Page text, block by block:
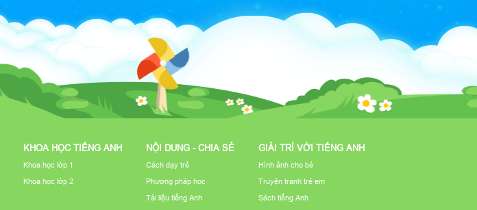
KHOA HỌC TIẾNG ANH
Khoa học lớp 1
Khoa học lớp 2
NỘI DUNG - CHIA SẺ
Cách dạy trẻ
Phương pháp học
Tài liệu tiếng Anh
GIẢI TRÍ VỚI TIẾNG ANH
Hình ảnh cho bé
Truyện tranh trẻ em
Sách tiếng Anh